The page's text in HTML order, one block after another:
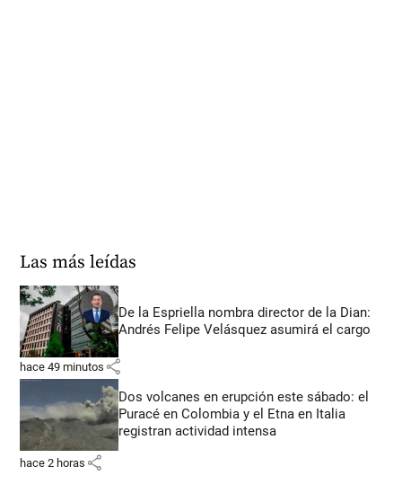
Las más leídas
De la Espriella nombra director de la Dian:
Andrés Felipe Velásquez asumirá el cargo
hace 49 minutos share
Dos volcanes en erupción este sábado: el
Puracé en Colombia y el Etna en Italia
registran actividad intensa
hace 2 horas share